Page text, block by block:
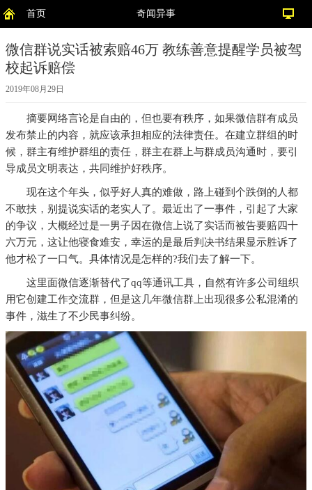
首页 奇闻异事
微信群说实话被索赔46万 教练善意提醒学员被驾
校起诉赔偿
2019年08月29日
摘要网络言论是自由的，但也要有秩序，如果微信群有成员
发布禁止的内容，就应该承担相应的法律责任。在建立群组的时
候，群主有维护群组的责任，群主在群上与群成员沟通时，要引
导成员文明表达，共同维护好秩序。
现在这个年头，似乎好人真的难做，路上碰到个跌倒的人都
不敢扶，别提说实话的老实人了。最近出了一事件，引起了大家
的争议，大概经过是一男子因在微信上说了实话而被告要赔四十
六万元，这让他寝食难安，幸运的是最后判决书结果显示胜诉了
他才松了一口气。具体情况是怎样的?我们去了解一下。
这里面微信逐渐替代了qq等通讯工具，自然有许多公司组织
用它创建工作交流群，但是这几年微信群上出现很多公私混淆的
事件，滋生了不少民事纠纷。